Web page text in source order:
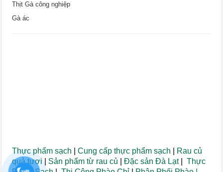
Thịt Gà công nghiệp
Gà ác
Thực phẩm sạch |Cung cấp thực phẩm sạch
Rau củ
quả tươi| Sản phẩm từ rau củ |Đặc sản Đà Lạt|Thực